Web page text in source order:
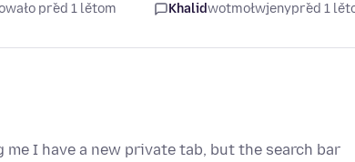
před 1 lětom Khalidwotmołwjenypřed 1
I have a new private tab, but the search bar